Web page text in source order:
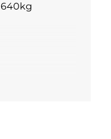
640kg